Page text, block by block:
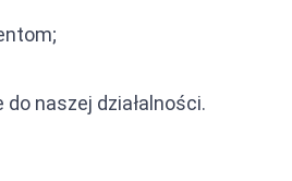
naszej działalności.